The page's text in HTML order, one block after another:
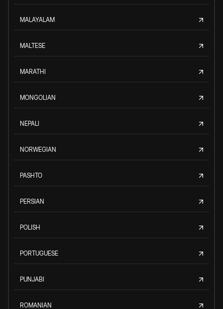
MALAYALAM
MALTESE
MARATHI
MONGOLIAN
NEPALI
NORWEGIAN
PASHTO
PERSIAN
POLISH
PORTUGUESE
PUNJABI
ROMANIAN